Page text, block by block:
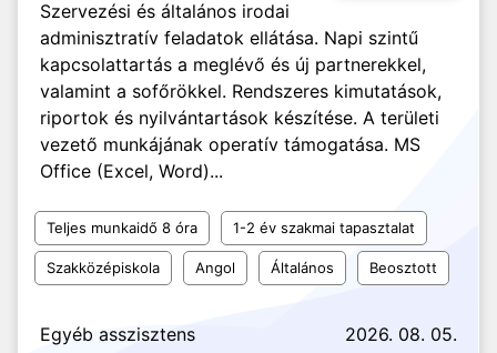
Szervezési és általános irodai
adminisztratív feladatok ellátása. Napi szintű
kapcsolattartás a meglévő és új partnerekkel,
valamint a sofőrökkel. Rendszeres kimutatások,
riportok és nyilvántartások készítése. A területi
vezető munkájának operatív támogatása. MS
Office (Excel, Word)...
Teljes munkaidő 8 óra 1-2 év szakmai tapasztalat
Szakközépiskola Angol Általános Beosztott
Egyéb asszisztens 2026. 08. 05.